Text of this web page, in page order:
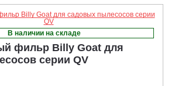
В наличии на складе
фильр Billy Goat для
серии QV